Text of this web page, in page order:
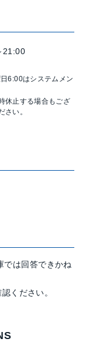
21:00
6:00はシステムメン
休止する場合もござ
さい。
では回答できかね
ください。